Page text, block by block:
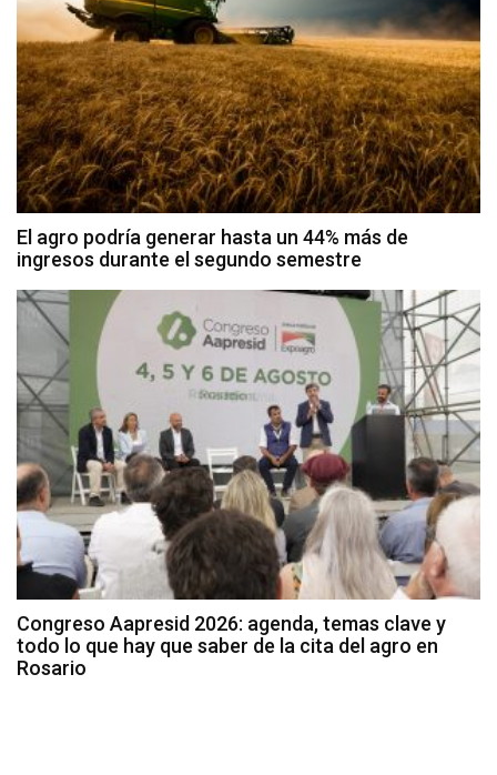
El agro podría generar hasta un 44% más de
ingresos durante el segundo semestre
Congreso Aapresid 2026: agenda, temas clave y
todo lo que hay que saber de la cita del agro en
Rosario